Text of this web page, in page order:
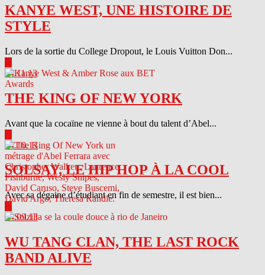
KANYE WEST, UNE HISTOIRE DE
STYLE
Lors de la sortie du College Dropout, le Louis Vuitton Don...
04.11.13
THE KING OF NEW YORK
Avant que la cocaïne ne vienne à bout du talent d’Abel...
04.10.13
SOLSAY, LE HIP HOP À LA COOL
Avec sa dégaine d’étudiant en fin de semestre, il est bien...
04.09.13
WU TANG CLAN, THE LAST ROCK
BAND ALIVE